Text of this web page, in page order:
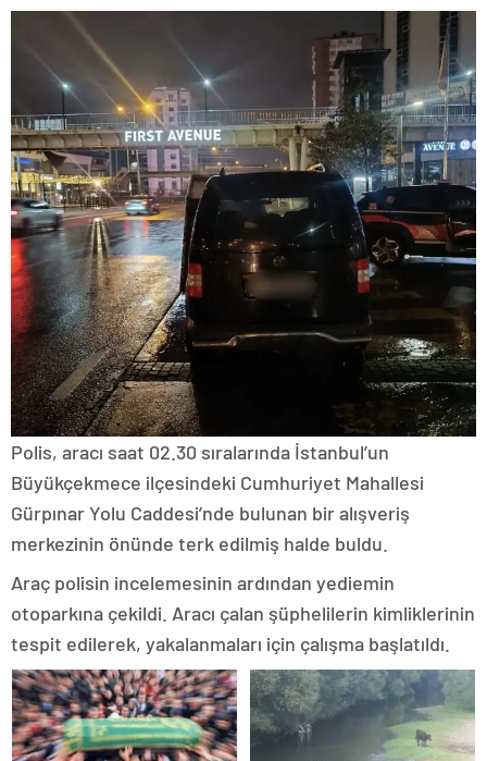
Polis, aracı saat 02.30 sıralarında İstanbul’un
Büyükçekmece ilçesindeki Cumhuriyet Mahallesi
Gürpınar Yolu Caddesi’nde bulunan bir alışveriş
merkezinin önünde terk edilmiş halde buldu.
Araç polisin incelemesinin ardından yediemin
otoparkına çekildi. Aracı çalan şüphelilerin kimliklerinin
tespit edilerek, yakalanmaları için çalışma başlatıldı.